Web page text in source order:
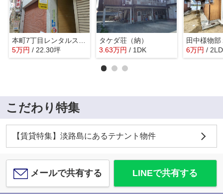
5万円 / 22.30坪
タケダ荘（納）
3.63万円 / 1DK
田中様物
6万円 /
こだわり特集
【賃貸特集】淡路島にあるテナント物件
メールで共有する LINEで共有する